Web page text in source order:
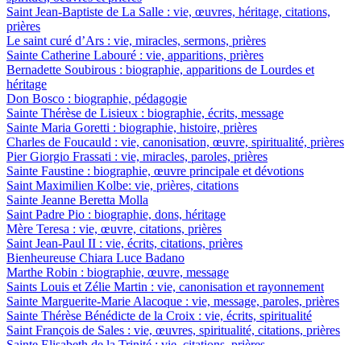
Saint Jean-Baptiste de La Salle : vie, œuvres, héritage, citations,
prières
Le saint curé d’Ars : vie, miracles, sermons, prières
Sainte Catherine Labouré : vie, apparitions, prières
Bernadette Soubirous : biographie, apparitions de Lourdes et
héritage
Don Bosco : biographie, pédagogie
Sainte Thérèse de Lisieux : biographie, écrits, message
Sainte Maria Goretti : biographie, histoire, prières
Charles de Foucauld : vie, canonisation, œuvre, spiritualité, prières
Pier Giorgio Frassati : vie, miracles, paroles, prières
Sainte Faustine : biographie, œuvre principale et dévotions
Saint Maximilien Kolbe: vie, prières, citations
Sainte Jeanne Beretta Molla
Saint Padre Pio : biographie, dons, héritage
Mère Teresa : vie, œuvre, citations, prières
Saint Jean-Paul II : vie, écrits, citations, prières
Bienheureuse Chiara Luce Badano
Marthe Robin : biographie, œuvre, message
Saints Louis et Zélie Martin : vie, canonisation et rayonnement
Sainte Marguerite-Marie Alacoque : vie, message, paroles, prières
Sainte Thérèse Bénédicte de la Croix : vie, écrits, spiritualité
Saint François de Sales : vie, œuvres, spiritualité, citations, prières